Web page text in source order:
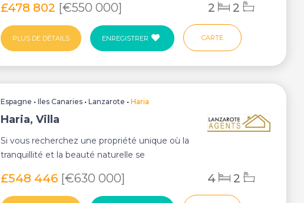
£478 802 [€550 000] 2 2
PLUS DE DÉTAILS ENREGISTRER CARTE
Espagne •Iles Canaries •Lanzarote •Haria
Haria, Villa
Si vous recherchez une propriété unique où la
tranquillité et la beauté naturelle se
£548 446 [€630 000] 4 2